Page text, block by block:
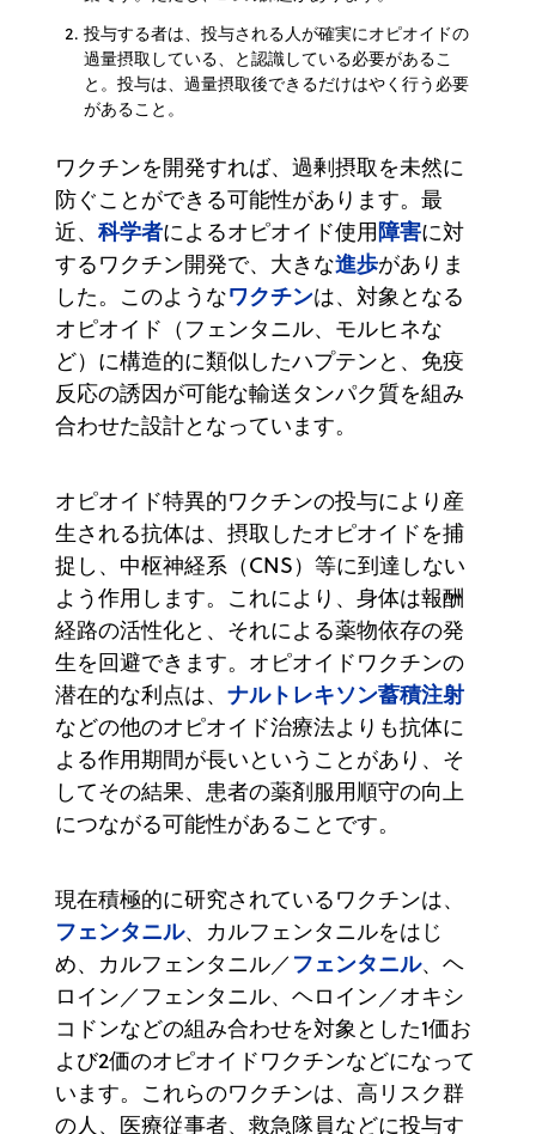
投与する者は、投与される人が確実にオピオイドの
過量摂取している、と認識している必要があるこ
と。投与は、過量摂取後できるだけはやく行う必要
があること。
ワクチンを開発すれば、過剰摂取を未然に
防ぐことができる可能性があります。最
近、 科学者によるオピオイド使用障害に対
するワクチン開発で、大きな進歩がありま
した。このようなワクチンは、対象となる
オピオイド（フェンタニル、モルヒネな
ど）に構造的に類似したハプテンと、免疫
反応の誘因が可能な輸送タンパク質を組み
合わせた設計となっています。
オピオイド特異的ワクチンの投与により産
生される抗体は、摂取したオピオイドを捕
捉し、中枢神経系（CNS）等に到達しない
よう作用します。これにより、身体は報酬
経路の活性化と、それによる薬物依存の発
生を回避できます。オピオイドワクチンの
潜在的な利点は、 ナルトレキソン蓄積注射
などの他のオピオイド治療法よりも抗体に
よる作用期間が長いということがあり、そ
してその結果、患者の薬剤服用順守の向上
につながる可能性があることです。
現在積極的に研究されているワクチンは、
フェンタニル、カルフェンタニルをはじ
め、カルフェンタニル／ フェンタニル、ヘ
ロイン／フェンタニル、ヘロイン／オキシ
コドンなどの組み合わせを対象とした1価お
よび2価のオピオイドワクチンなどになって
います。これらのワクチンは、高リスク群
の人、医療従事者、救急隊員などに投与す